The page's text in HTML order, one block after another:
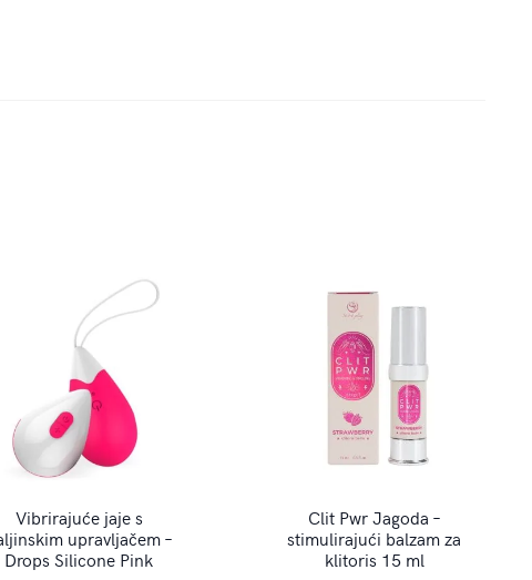
Vibrirajuće jaje s
upravljačem –
Drops Silicone Pink
Clit Pwr Jagoda –
stimulirajući balzam za
klitoris 15 ml